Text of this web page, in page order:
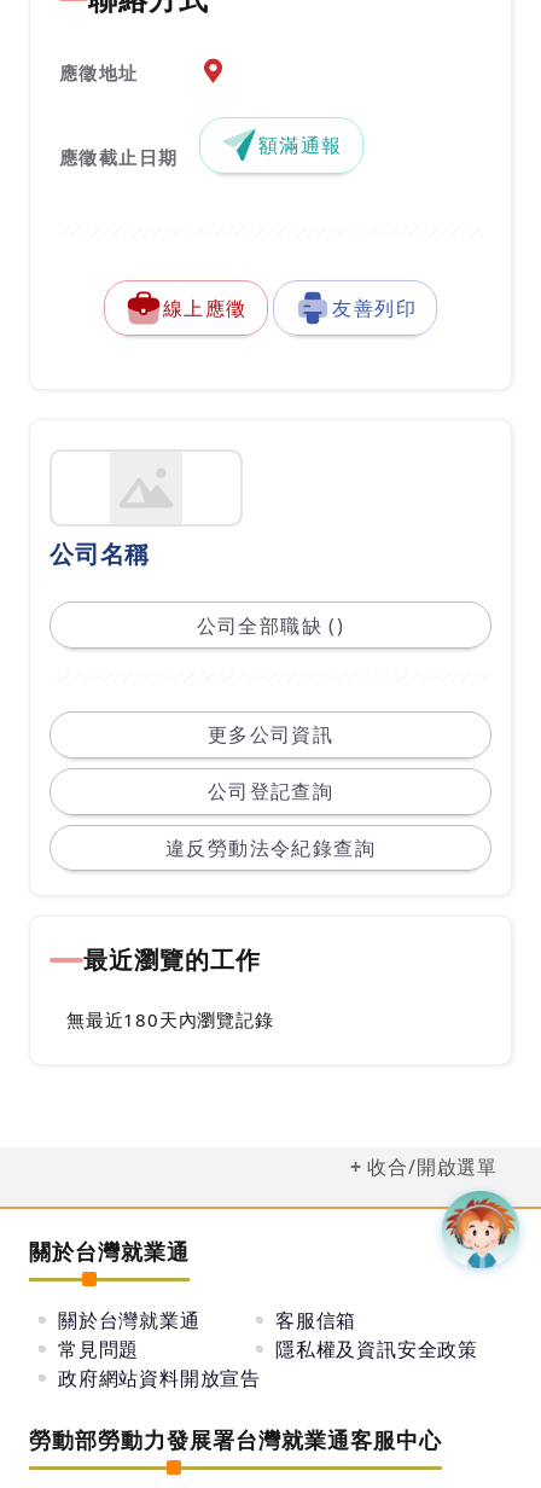
應徵地址 應徵地址地圖『另開新視窗』
應徵截止日期 額滿通報
線上應徵 友善列印
公司名稱
公司全部職缺 ()
更多公司資訊
公司登記查詢
違反勞動法令紀錄查詢
最近瀏覽的工作
無最近180天內瀏覽記錄
收合/開啟選單
關於台灣就業通
關於台灣就業通
客服信箱
常見問題
隱私權及資訊安全政策
政府網站資料開放宣告
勞動部勞動力發展署台灣就業通客服中心